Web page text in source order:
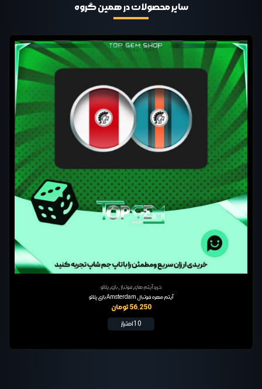
سایر محصولات در همین گروه
خرید آیتم های فوتبال بازی پلاتو
آیتم مهره فوتبال Amsterdam بازی پلاتو
56,250 تومان
10 امتیاز